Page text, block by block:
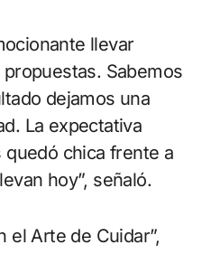
llevar
Sabemos
dejamos una
La expectativa
quedó chica frente a
hoy”, señaló.
el Arte de Cuidar”,